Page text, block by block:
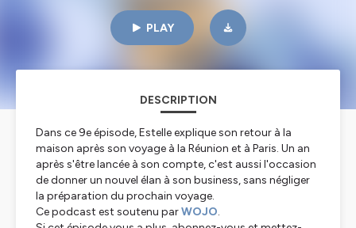
PLAY
DESCRIPTION
Dans ce 9e épisode, Estelle explique son retour à la
maison après son voyage à la Réunion et à Paris. Un an
après s'être lancée à son compte, c'est aussi l'occasion
de donner un nouvel élan à son business, sans négliger
la préparation du prochain voyage.
Ce podcast est soutenu parWOJO.